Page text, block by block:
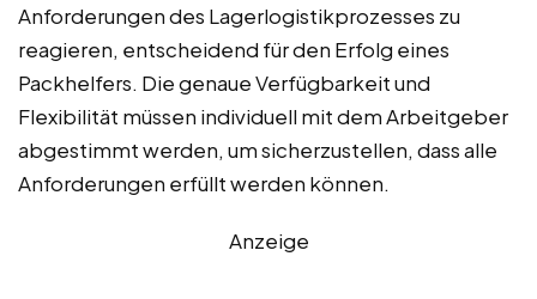
Anforderungen des Lagerlogistikprozesses zu
reagieren, entscheidend für den Erfolg eines
Packhelfers. Die genaue Verfügbarkeit und
Flexibilität müssen individuell mit dem Arbeitgeber
abgestimmt werden, um sicherzustellen, dass alle
Anforderungen erfüllt werden können.
Anzeige